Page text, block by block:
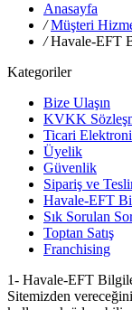
Anasayfa
/ Müşteri
/ Havale-EFT
Kategoriler
Bize Ulaşın
KVKK
Ticari
Üyelik
Güvenlik
Sipariş ve
Havale-EFT
Sık Sorulan
Toptan Satış
Franchising
1- Havale-EFT
Sitemizden